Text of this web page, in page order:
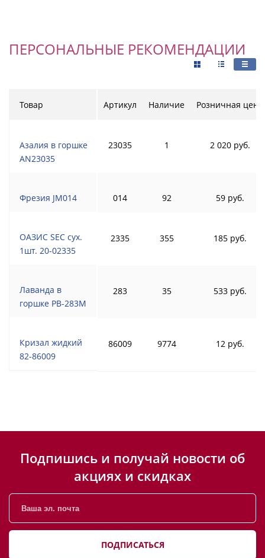
ПЕРСОНАЛЬНЫЕ РЕКОМЕНДАЦИИ
Товар
Азалия в горшке
AN23035
Фрезия JM014
ОАЗИС SEC сух.
1шт. 20-02335
Лаванда в
горшке PB-283M
Кризал жидкий
82-86009
Артикул Наличие Розничная цена
23035 1 2 020 руб.
014 92 59 руб.
2335 355 185 руб.
283 35 533 руб.
86009 9774 12 руб.
Подпишись и получай новости об
акциях и скидках
ПОДПИСАТЬСЯ